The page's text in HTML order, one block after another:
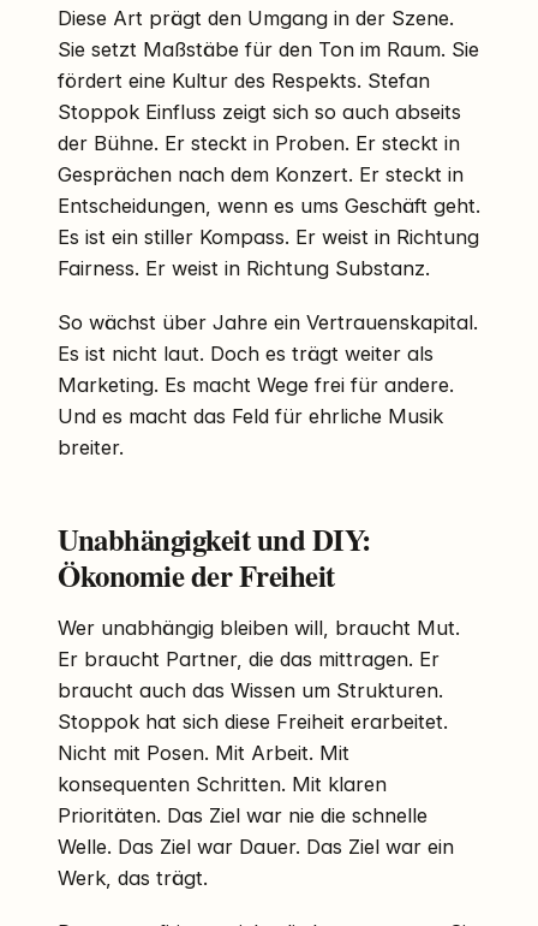
Diese Art prägt den Umgang in der Szene.
Sie setzt Maßstäbe für den Ton im Raum. Sie
fördert eine Kultur des Respekts. Stefan
Stoppok Einfluss zeigt sich so auch abseits
der Bühne. Er steckt in Proben. Er steckt in
Gesprächen nach dem Konzert. Er steckt in
Entscheidungen, wenn es ums Geschäft geht.
Es ist ein stiller Kompass. Er weist in Richtung
Fairness. Er weist in Richtung Substanz.
So wächst über Jahre ein Vertrauenskapital.
Es ist nicht laut. Doch es trägt weiter als
Marketing. Es macht Wege frei für andere.
Und es macht das Feld für ehrliche Musik
breiter.
Unabhängigkeit und DIY:
Ökonomie der Freiheit
Wer unabhängig bleiben will, braucht Mut.
Er braucht Partner, die das mittragen. Er
braucht auch das Wissen um Strukturen.
Stoppok hat sich diese Freiheit erarbeitet.
Nicht mit Posen. Mit Arbeit. Mit
konsequenten Schritten. Mit klaren
Prioritäten. Das Ziel war nie die schnelle
Welle. Das Ziel war Dauer. Das Ziel war ein
Werk, das trägt.